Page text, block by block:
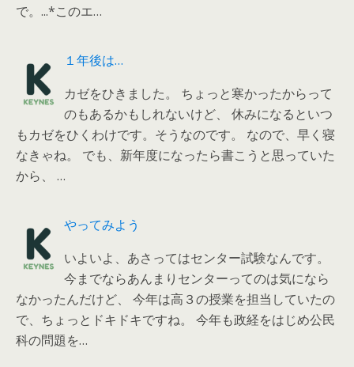
で。...*このエ…
１年後は…
カゼをひきました。 ちょっと寒かったからって
のもあるかもしれないけど、 休みになるといつ
もカゼをひくわけです。そうなのです。 なので、早く寝
なきゃね。 でも、新年度になったら書こうと思っていた
から、 …
やってみよう
いよいよ、あさってはセンター試験なんです。
今までならあんまりセンターってのは気になら
なかったんだけど、 今年は高３の授業を担当していたの
で、ちょっとドキドキですね。 今年も政経をはじめ公民
科の問題を…